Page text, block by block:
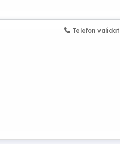
Telefon validat